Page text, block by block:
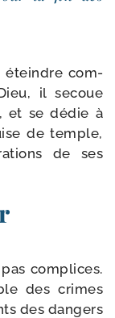
éteindre com­
il secoue
et se dédie à
de temple,
de ses
com­plices.
des crimes
des dan­gers